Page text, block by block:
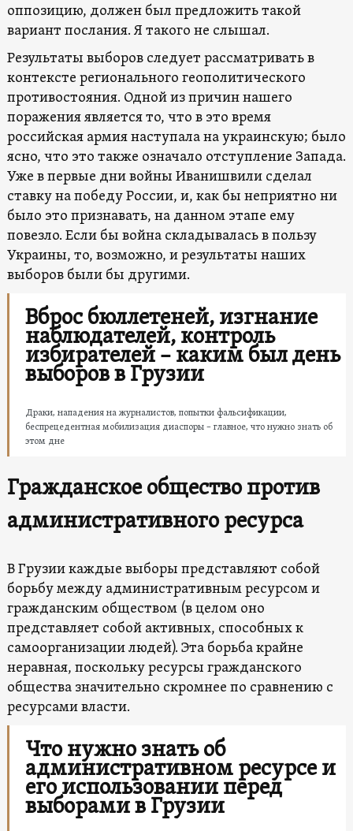
оппозицию, должен был предложить такой
вариант послания. Я такого не слышал.
Результаты выборов следует рассматривать в
контексте регионального геополитического
противостояния. Одной из причин нашего
поражения является то, что в это время
российская армия наступала на украинскую; было
ясно, что это также означало отступление Запада.
Уже в первые дни войны Иванишвили сделал
ставку на победу России, и, как бы неприятно ни
было это признавать, на данном этапе ему
повезло. Если бы война складывалась в пользу
Украины, то, возможно, и результаты наших
выборов были бы другими.
Вброс бюллетеней, изгнание
наблюдателей, контроль
избирателей – каким был день
выборов в Грузии
Драки, нападения на журналистов, попытки фальсификации,
беспрецедентная мобилизация диаспоры – главное, что нужно знать об
этом дне
Гражданское общество против
административного ресурса
В Грузии каждые выборы представляют собой
борьбу между административным ресурсом и
гражданским обществом (в целом оно
представляет собой активных, способных к
самоорганизации людей). Эта борьба крайне
неравная, поскольку ресурсы гражданского
общества значительно скромнее по сравнению с
ресурсами власти.
Что нужно знать об
административном ресурсе и
его использовании перед
выборами в Грузии